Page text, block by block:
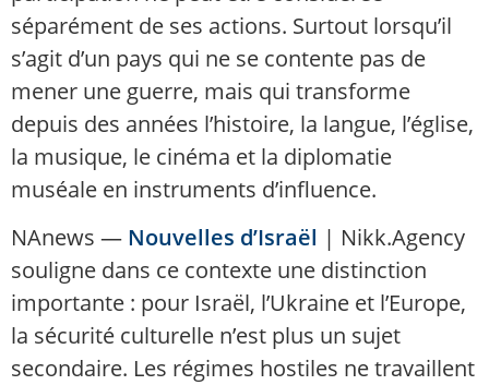
séparément de ses actions. Surtout lorsqu’il
s’agit d’un pays qui ne se contente pas de
mener une guerre, mais qui transforme
depuis des années l’histoire, la langue, l’église,
la musique, le cinéma et la diplomatie
muséale en instruments d’influence.
NAnews — Nouvelles d’Israël | Nikk.Agency
souligne dans ce contexte une distinction
importante : pour Israël, l’Ukraine et l’Europe,
la sécurité culturelle n’est plus un sujet
secondaire. Les régimes hostiles ne travaillent